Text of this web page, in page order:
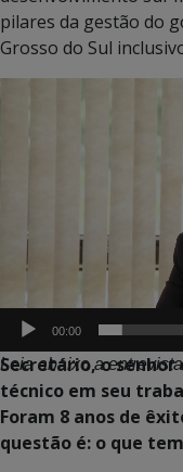
pilares da gestão do
Grosso do Sul
00:00
Leia abaixo a
Secretário, o
técnico em seu
Foram 8 anos de
questão é: o que